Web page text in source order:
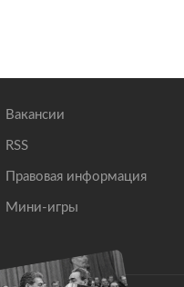
Вакансии
RSS
Правовая информация
Мини-игры